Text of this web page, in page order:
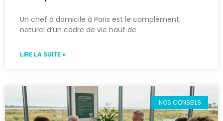
Un chef à domicile à Paris est le complément
naturel d’un cadre de vie haut de
LIRE LA SUITE »
NOS CONSEILS